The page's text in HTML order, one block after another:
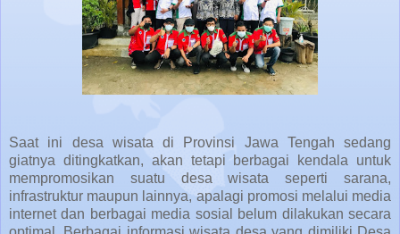
Saat ini desa wisata di Provinsi Jawa Tengah sedang
giatnya ditingkatkan, akan tetapi berbagai kendala untuk
mempromosikan suatu desa wisata seperti sarana,
infrastruktur maupun lainnya, apalagi promosi melalui media
internet dan berbagai media sosial belum dilakukan secara